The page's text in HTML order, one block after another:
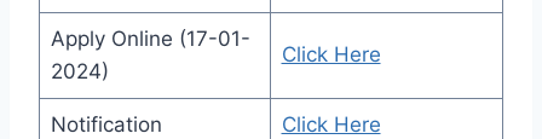
Apply Online (17-01-
2024)
Click Here
Notification Click Here